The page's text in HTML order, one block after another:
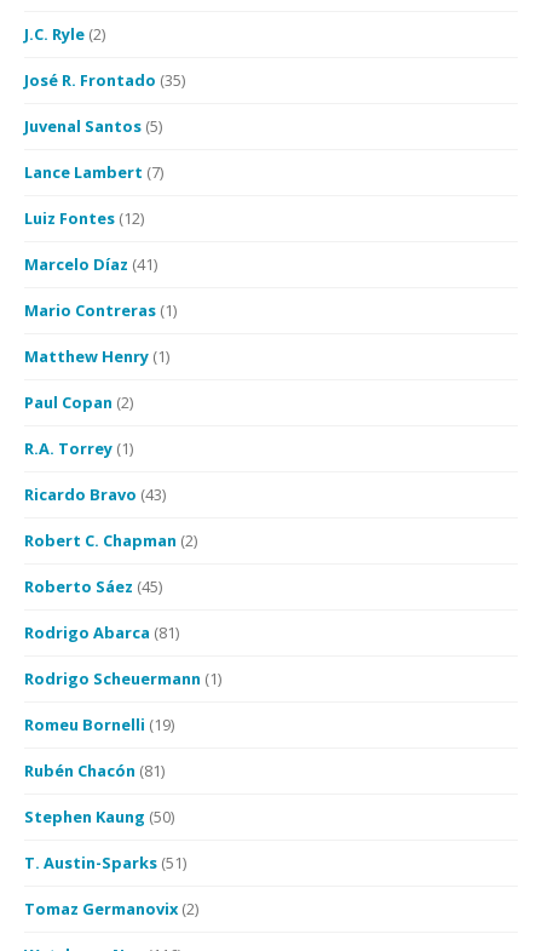
J.C. Ryle (2)
José R. Frontado (35)
Juvenal Santos (5)
Lance Lambert (7)
Luiz Fontes (12)
Marcelo Díaz (41)
Mario Contreras (1)
Matthew Henry (1)
Paul Copan (2)
R.A. Torrey (1)
Ricardo Bravo (43)
Robert C. Chapman (2)
Roberto Sáez (45)
Rodrigo Abarca (81)
Rodrigo Scheuermann (1)
Romeu Bornelli (19)
Rubén Chacón (81)
Stephen Kaung (50)
T. Austin-Sparks (51)
Tomaz Germanovix (2)